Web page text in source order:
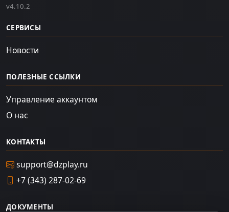
v4.10.2
СЕРВИСЫ
Новости
ПОЛЕЗНЫЕ ССЫЛКИ
Управление аккаунтом
О нас
КОНТАКТЫ
support@dzplay.ru
+7 (343) 287-02-69
ДОКУМЕНТЫ